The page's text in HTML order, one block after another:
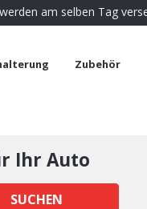
am selben Tag
Zubehör
Ihr Auto
SUCHEN